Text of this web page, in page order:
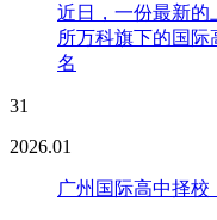
近日，一份最新的
所万科旗下的国际
名
31
2026.01
广州国际高中择校